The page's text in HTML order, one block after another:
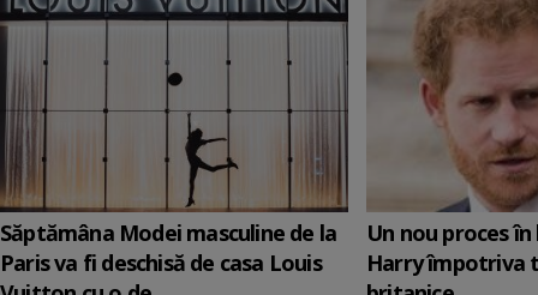
Săptămâna Modei masculine de la
Paris va fi deschisă de casa Louis
Un nou proces
Harry împotriva